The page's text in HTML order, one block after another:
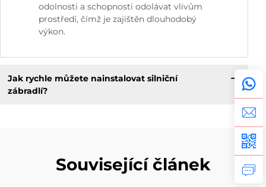
odolnosti a schopnosti odolávat vlivům
prostředí, čímž je zajištěn dlouhodobý
výkon.
Jak rychle můžete nainstalovat silniční
zábradlí?
Související článek